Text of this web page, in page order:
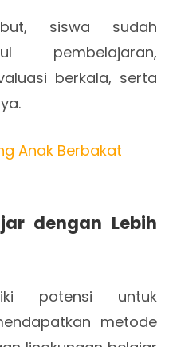
siswa sudah
pembelajaran,
berkala, serta
Anak Berbakat
dengan Lebih
potensi untuk
metode